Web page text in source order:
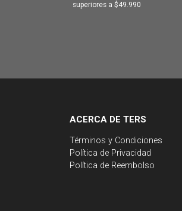
superiores a $49.990
ACERCA DE TERS
Términos y Condiciones
Política de Privacidad
Política de Reembolso